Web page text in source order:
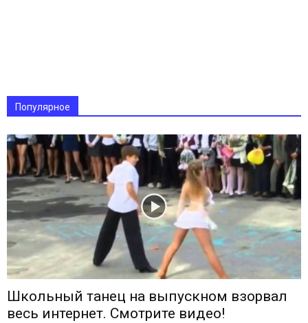
Популярное
Школьный танец на выпускном взорвал
весь интернет. Смотрите видео!